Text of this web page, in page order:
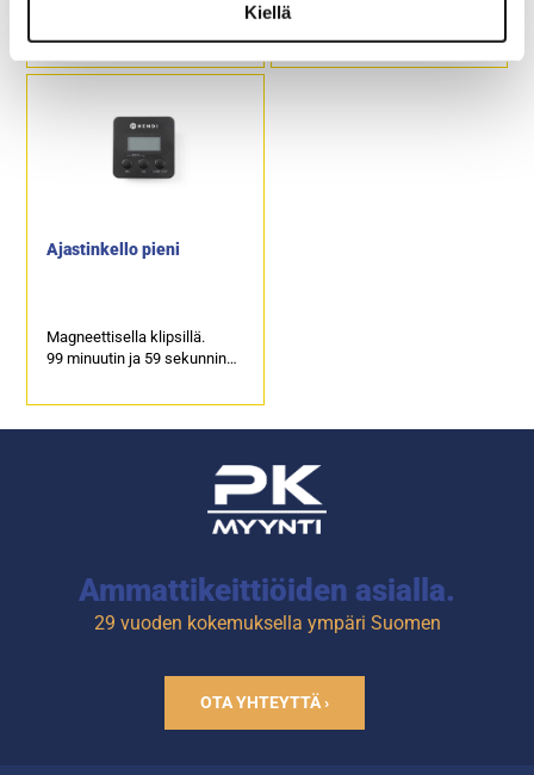
Kiellä
Ajastin pystyy laskemaan
jäljellä olevaa aikaa sekä
3 hälytyksen
äänenvoimakkuutta: ei
ääntä, hiljainen ääni, kova
Mittayksikkö °C tai °F.
Asteikolla 0,1°C, tarkkuus
1°C välillä 0° - 100°C
Ajastinkello pieni
Magneettisella klipsillä.
99 minuutin ja 59 sekunnin
1 x 1,5 V AAA-alkaliparisto
Ammattikeittiöiden asialla.
29 vuoden kokemuksella ympäri Suomen
OTA YHTEYTTÄ ›